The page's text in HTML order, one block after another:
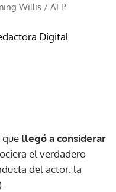
Willis / AFP
Digital
que llegó a considerar
el verdadero
del actor: la